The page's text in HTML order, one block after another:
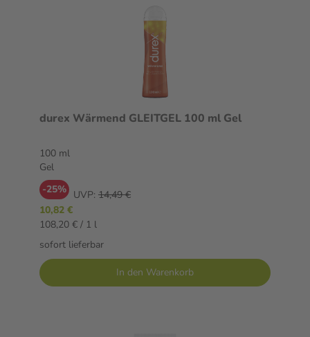
durex Wärmend GLEITGEL 100 ml Gel
100 ml
Gel
-25% UVP: 14,49 €
10,82 €
108,20 € / 1 l
sofort lieferbar
In den Warenkorb